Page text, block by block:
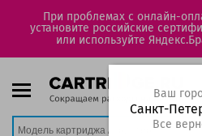
При проблемах с онлайн-
установите российские
или используйте
Ваш
Санкт-
Все